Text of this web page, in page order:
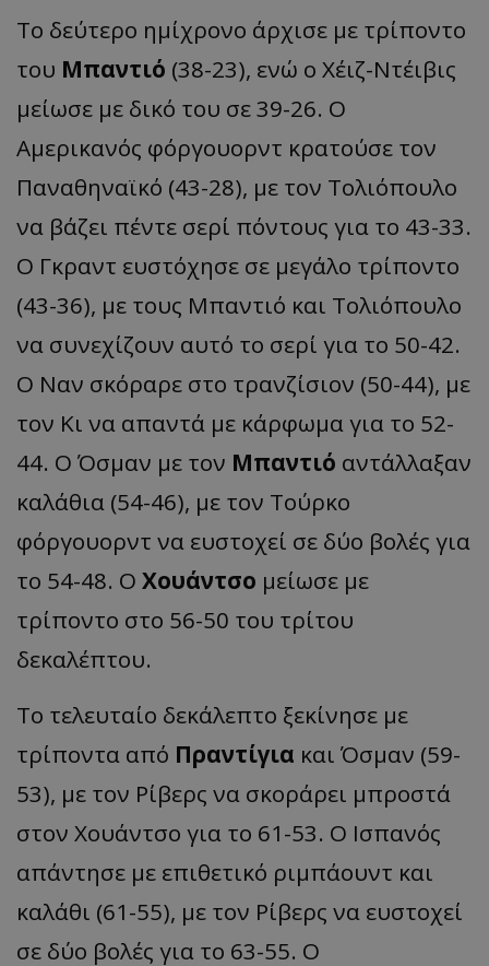
Το δεύτερο ημίχρονο άρχισε με τρίποντο
του Μπαντιό (38-23), ενώ ο Χέιζ-Ντέιβις
μείωσε με δικό του σε 39-26. Ο
Αμερικανός φόργουορντ κρατούσε τον
Παναθηναϊκό (43-28), με τον Τολιόπουλο
να βάζει πέντε σερί πόντους για το 43-33.
Ο Γκραντ ευστόχησε σε μεγάλο τρίποντο
(43-36), με τους Μπαντιό και Τολιόπουλο
να συνεχίζουν αυτό το σερί για το 50-42.
Ο Ναν σκόραρε στο τρανζίσιον (50-44), με
τον Κι να απαντά με κάρφωμα για το 52-
44. Ο Όσμαν με τον Μπαντιό αντάλλαξαν
καλάθια (54-46), με τον Τούρκο
φόργουορντ να ευστοχεί σε δύο βολές για
το 54-48. Ο Χουάντσο μείωσε με
τρίποντο στο 56-50 του τρίτου
δεκαλέπτου.
Το τελευταίο δεκάλεπτο ξεκίνησε με
τρίποντα από Πραντίγια και Όσμαν (59-
53), με τον Ρίβερς να σκοράρει μπροστά
στον Χουάντσο για το 61-53. Ο Ισπανός
απάντησε με επιθετικό ριμπάουντ και
καλάθι (61-55), με τον Ρίβερς να ευστοχεί
σε δύο βολές για το 63-55. Ο